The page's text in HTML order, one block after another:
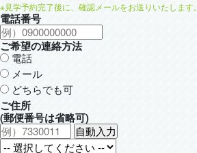
※見学予約完了後に、確認メールをお送りいたします。
電話番号
ご希望の連絡方法
電話
メール
どちらでも可
ご住所
(郵便番号は省略可)